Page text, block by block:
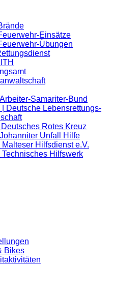
Einsätze
Übungen
Samariter-Bund
| Deutsche Lebensrettungs-
Rotes Kreuz
Unfall Hilfe
Malteser Hilfsdienst e.V.
Technisches Hilfswerk
Bikes